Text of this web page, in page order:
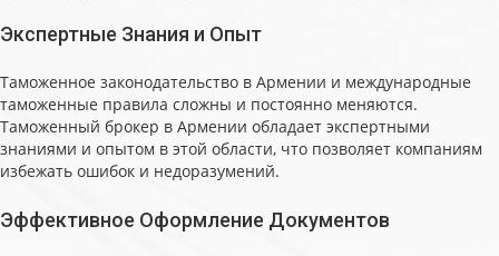
Экспертные Знания и Опыт
Таможенное законодательство в Армении и международные
таможенные правила сложны и постоянно меняются.
Таможенный брокер в Армении обладает экспертными
знаниями и опытом в этой области, что позволяет компаниям
избежать ошибок и недоразумений.
Эффективное Оформление Документов